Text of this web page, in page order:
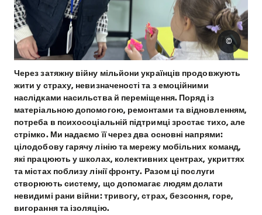
Через затяжну війну мільйони українців продовжують
жити у страху, невизначеності та з емоційними
наслідками насильства й переміщення. Поряд із
матеріальною допомогою, ремонтами та відновленням,
потреба в психосоціальній підтримці зростає тихо, але
стрімко. Ми надаємо її через два основні напрями:
цілодобову гарячу лінію та мережу мобільних команд,
які працюють у школах, колективних центрах, укриттях
та містах поблизу лінії фронту. Разом ці послуги
створюють систему, що допомагає людям долати
невидимі рани війни: тривогу, страх, безсоння, горе,
вигорання та ізоляцію.
©